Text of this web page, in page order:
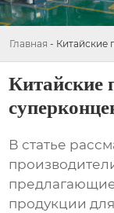
Главная - Китайские
Китайские
В статье
продукции